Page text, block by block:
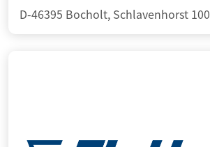
D-46395 Bocholt, Schlavenhorst 100